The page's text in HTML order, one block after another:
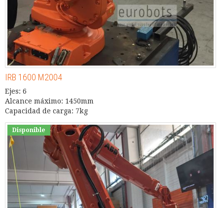
IRB 1600 M2004
Ejes: 6
Alcance máximo: 1450mm
Capacidad de carga: 7kg
Disponible